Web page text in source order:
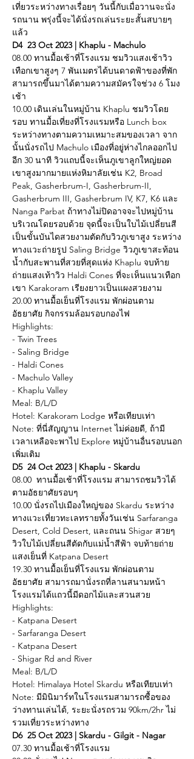
เที่ยวระหว่างทางเรื่อยๆ วันนี้กับเมื่อวานจะนั่ง
รถนาน พรุ่งนี้จะได้นั่งรถเล่นระยะสั้นสบายๆ
แล้ว
D4  23 Oct 2023 | Khaplu - Machulo
08.00 ทานมื้อเช้าที่โรงแรม ชมวิวแสงเช้าวิว
เทือกเขาสูงๆ 7 พันเมตรได้บนดาดฟ้าของที่พัก
สามารถขึ้นมาได้ตามความสมัครใจช่วง 6 โมง
เช้า
10.00 เดินเล่นในหมู่บ้าน Khaplu ชมวิวโดย
รอบ ทานมื้อเที่ยงที่โรงแรมหรือ Lunch box
ระหว่างทางตามความเหมาะสมของเวลา จาก
นั้นนั่งรถไป Machulo เมืองที่อยู่ห่างไกลออกไป
อีก 30 นาที วิวแถบนี้จะเห็นภูเขาลูกใหญ่ยอด
เขาสูงมากมายแห่งหิมาลัยเช่น K2, Broad
Peak, Gasherbrum-I, Gasherbrum-II,
Gasherbrum III, Gasherbrum IV, K7, K6 และ
Nanga Parbat ถ้าทางไม่ปิดอาจจะไปหมู่บ้าน
บริเวณโดยรอบด้วย จุดนี้จะเป็นใบไม้เปลี่ยนสี
เป็นขั้นบันไดสวยงามตัดกับวิวภูเขาสูง ระหว่าง
ทางแวะถ่ายรูป Saling Bridge วิวภูเขาสะท้อน
น้ำกับสะพานที่สวยที่สุดแห่ง Khaplu จบท้าย
ถ่ายแสงเท้าวิว Haldi Cones ที่จะเห็นแนวเทือก
เขา Karakoram เรียงยาวเป็นแผงสวยงาม
20.00 ทานมื้อเย็นที่โรงแรม พักผ่อนตาม
อัธยาศัย กิจกรรมล้อมรอบกองไฟ
Highlights:
- Twin Trees
- Saling Bridge
- Haldi Cones
- Machulo Valley
- Khaplu Valley
Meal: B/L/D
Hotel: Karakoram Lodge หรือเทียบเท่า
Note: ที่นี่สัญญาน Internet ไม่ค่อยดี, ถ้ามี
เวลาเหลือจะพาไป Explore หมู่บ้านอื่นรอบนอก
เพิ่มเติม
D5  24 Oct 2023 | Khaplu - Skardu
08.00  ทานมื้อเช้าที่โรงแรม สามารถชมวิวได้
ตามอัธยาศัยรอบๆ
10.00 นั่งรถไปเมืองใหญ่ของ Skardu ระหว่าง
ทางแวะเที่ยวทะเลทรายทั้งวันเช่น Sarfaranga
Desert, Cold Desert, และถนน Shigar สวยๆ
วิวใบไม้เปลี่ยนสีตัดกับแม่น้ำสีฟ้า จบท้ายถ่าย
แสงเย็นที่ Katpana Desert
19.30 ทานมื้อเย็นที่โรงแรม พักผ่อนตาม
อัธยาศัย สามารถมานั่งรถที่ลานสนามหน้า
โรงแรมได้แถวนี้มีดอกไม้และสวนสวย
Highlights:
- Katpana Desert
- Sarfaranga Desert
- Katpana Desert
- Shigar Rd and River
Meal: B/L/D
Hotel: Himalaya Hotel Skardu หรือเทียบเท่า
Note: มีมินิมาร์ทในโรงแรมสามารถซื้อของ
ว่างทานเล่นได้, ระยะนั่งรถรวม 90km/2hr ไม่
รวมเที่ยวระหว่างทาง
D6  25 Oct 2023 | Skardu - Gilgit - Nagar
07.30 ทานมื้อเช้าที่โรงแรม